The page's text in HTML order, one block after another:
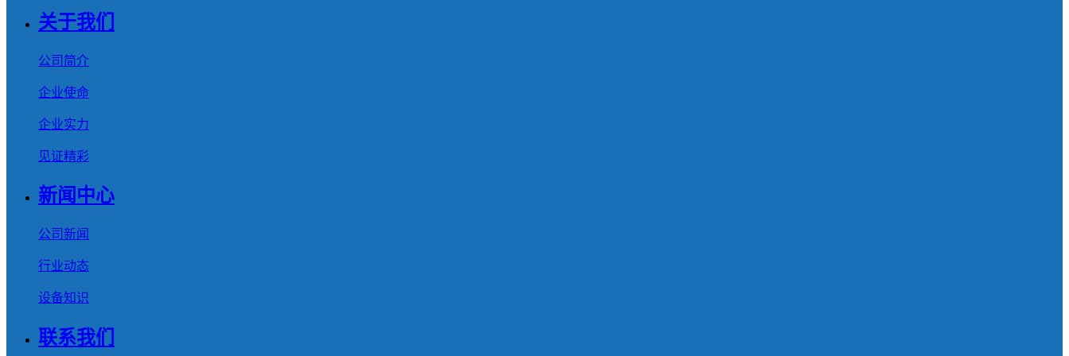
关于我们
公司简介
企业使命
企业实力
见证精彩
新闻中心
公司新闻
行业动态
设备知识
联系我们